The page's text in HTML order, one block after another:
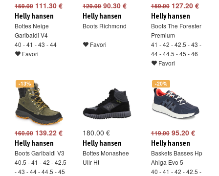
159.00 111.30 €
Helly hansen
Bottes Neige
Garibaldi V4
40 - 41 - 43 - 44
Favori
129.0090.30 €
Helly hansen
Boots Richmond
Favori
159.00127.20 €
Helly hansen
Boots The Forester
Premium
41 - 42 - 42.5 - 43 -
44 - 44.5 - 45 - 46
Favori
-13%
160.00 139.22 €
Helly hansen
Boots Garibaldi V3
40.5 - 41 - 42 - 42.5
- 43 - 44 - 44.5 - 45
180.00 €
Helly hansen
Bottes Monashee
Ullr Ht
-20%
119.0095.20 €
Helly hansen
Baskets Basses Hp
Ahiga Evo 5
40 - 41 - 42 - 42.5 -